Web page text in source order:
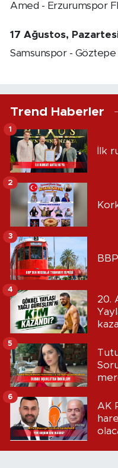
Amed - Erzurumspor
17 Ağustos,
Samsunspor - Göztepe
Trend Haberler
İlk
1
2
3
20.
4
5
AK
6